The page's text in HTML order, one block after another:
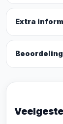
Extra